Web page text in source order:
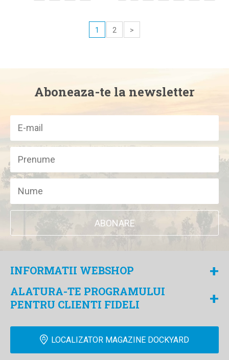
1 2 >
Aboneaza-te la newsletter
ABONARE
INFORMATII WEBSHOP +
ALATURA-TE PROGRAMULUI
PENTRU CLIENTI FIDELI
+
LOCALIZATOR MAGAZINE DOCKYARD